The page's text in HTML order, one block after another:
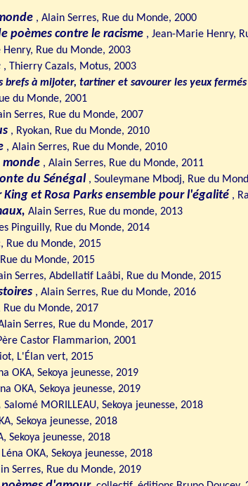
, Alain Serres, Rue du Monde, 2000
poèmes contre le racisme , Jean-Marie Henry,
Henry, Rue du Monde, 2003
, Thierry Cazals, Motus, 2003
brefs à mijoter, tartiner et savourer les yeux fermés
du Monde, 2001
Serres, Rue du Monde, 2007
, Ryokan, Rue du Monde, 2010
, Alain Serres, Rue du Monde, 2010
monde , Alain Serres, Rue du Monde, 2011
du Sénégal , Souleymane Mbodj, Rue du
et Rosa Parks ensemble pour l'égalité ,
Alain Serres, Rue du monde, 2013
Pinguilly, Rue du Monde, 2014
Rue du Monde, 2015
du Monde, 2015
Serres, Abdellatif Laâbi, Rue du Monde, 2015
, Alain Serres, Rue du Monde, 2016
Rue du Monde, 2017
Serres, Rue du Monde, 2017
Castor Flammarion, 2001
L'Élan vert, 2015
OKA, Sekoya jeunesse, 2019
OKA, Sekoya jeunesse, 2019
Salomé MORILLEAU, Sekoya jeunesse, 2018
Sekoya jeunesse, 2018
Sekoya jeunesse, 2018
OKA, Sekoya jeunesse, 2018
Serres, Rue du Monde, 2019